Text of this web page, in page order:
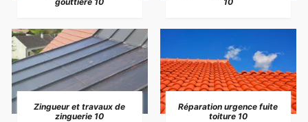
Zingueur et travaux de
zinguerie 10
Réparation urgence fuite
toiture 10